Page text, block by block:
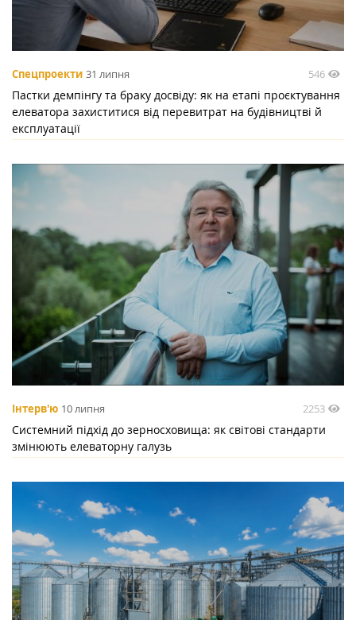
Спецпроекти 31 липня 546
Пастки демпінгу та браку досвіду: як на етапі проєктування
елеватора захиститися від перевитрат на будівництві й
експлуатації
Інтерв'ю 10 липня 2253
Системний підхід до зерносховища: як світові стандарти
змінюють елеваторну галузь